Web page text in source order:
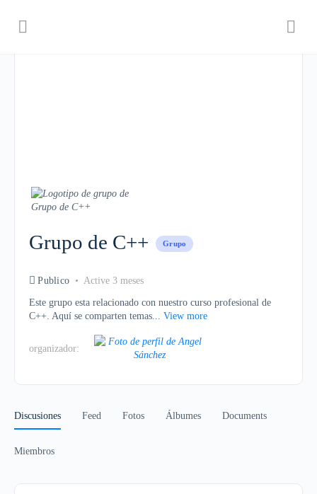
Grupo de C++ Grupo
Publico Active 3 meses
Este grupo esta relacionado con nuestro curso profesional de
C++. Aquí se comparten temas... View more
organizador:
Discusiones Feed Fotos Álbumes Documents
Miembros